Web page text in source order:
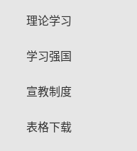
理论学习
学习强国
宣教制度
表格下载